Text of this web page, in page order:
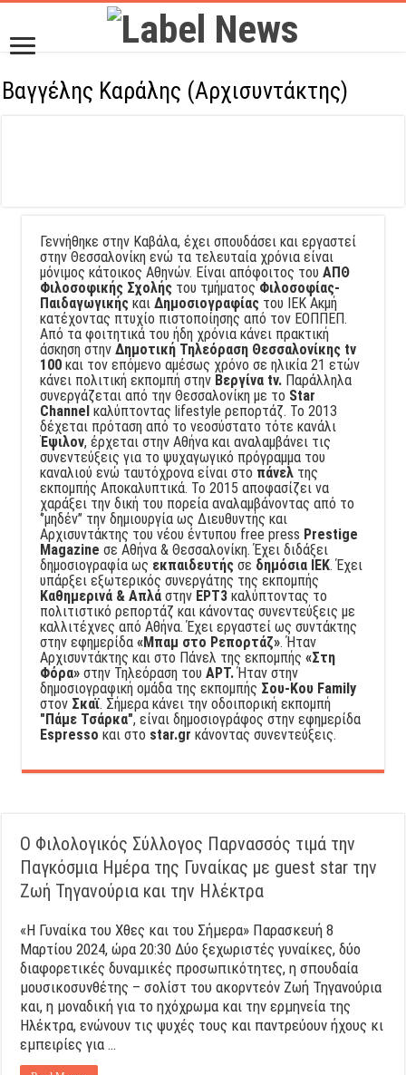
Βαγγέλης Καράλης (Αρχισυντάκτης)
Γεννήθηκε στην Καβάλα, έχει σπουδάσει και εργαστεί
στην Θεσσαλονίκη ενώ τα τελευταία χρόνια είναι
μόνιμος κάτοικος Αθηνών. Είναι απόφοιτος τουΑΠΘ
Φιλοσοφικής Σχολής του τμήματος Φιλοσοφίας-
Παιδαγωγικής καιΔημοσιογραφίας του ΙΕΚ Ακμή
κατέχοντας πτυχίο πιστοποίησης από τον ΕΟΠΠΕΠ.
Από τα φοιτητικά του ήδη χρόνια κάνει πρακτική
άσκηση στηνΔημοτική Τηλεόραση Θεσσαλονίκης tv
100 και τον επόμενο αμέσως χρόνο σε ηλικία 21 ετών
κάνει πολιτική εκπομπή στην Βεργίνα tv. Παράλληλα
συνεργάζεται από την Θεσσαλονίκη με το Star
Channel καλύπτοντας lifestyle ρεπορτάζ. Το 2013
δέχεται πρόταση από το νεοσύστατο τότε κανάλι
Έψιλον, έρχεται στην Αθήνα και αναλαμβάνει τις
συνεντεύξεις για το ψυχαγωγικό πρόγραμμα του
καναλιού ενώ ταυτόχρονα είναι στο πάνελ της
εκπομπής Αποκαλυπτικά. Το 2015 αποφασίζει να
χαράξει την δική του πορεία αναλαμβάνοντας από το
‘’μηδέν’’ την δημιουργία ως Διευθυντής και
Αρχισυντάκτης του νέου έντυπου free press Prestige
Magazine σε Αθήνα & Θεσσαλονίκη. Έχει διδάξει
δημοσιογραφία ως εκπαιδευτής σε δημόσια ΙΕΚ. Έχει
υπάρξει εξωτερικός συνεργάτης της εκπομπής
Καθημερινά & Απλά στην ΕΡΤ3 καλύπτοντας το
πολιτιστικό ρεπορτάζ και κάνοντας συνεντεύξεις με
καλλιτέχνες από Αθήνα. Έχει εργαστεί ως συντάκτης
στην εφημερίδα«Μπαμ στο Ρεπορτάζ». Ήταν
Αρχισυντάκτης και στο Πάνελ της εκπομπής«Στη
Φόρα» στην Τηλεόραση τουΑΡΤ.Ήταν στην
δημοσιογραφική ομάδα της εκπομπής Σου-Κου Family
στον Σκαϊ. Σήμερα κάνει την οδοιπορική εκπομπή
"Πάμε Τσάρκα", είναι δημοσιογράφος στην εφημερίδα
Espresso και στο star.grκάνοντας συνεντεύξεις.
Ο Φιλολογικός Σύλλογος Παρνασσός τιμά την
Παγκόσμια Ημέρα της Γυναίκας με guest star την
Ζωή Τηγανούρια και την Ηλέκτρα
«Η Γυναίκα του Χθες και του Σήμερα» Παρασκευή 8
Μαρτίου 2024, ώρα 20:30 Δύο ξεχωριστές γυναίκες, δύο
διαφορετικές δυναμικές προσωπικότητες, η σπουδαία
μουσικοσυνθέτης – σολίστ του ακορντεόν Ζωή Τηγανούρια
και, η μοναδική για το ηχόχρωμα και την ερμηνεία της
Ηλέκτρα, ενώνουν τις ψυχές τους και παντρεύουν ήχους κι
εμπειρίες για …